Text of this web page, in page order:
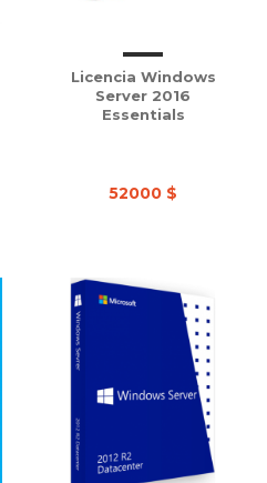
Licencia Windows
Server 2016
Essentials
52000 $